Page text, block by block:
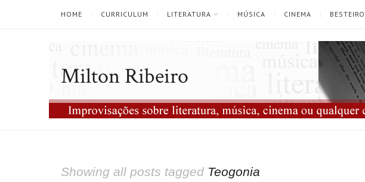
HOME CURRICULUM LITERATURA MÚSICA CINEMA
Milton Ribeiro
Showing all posts tagged Teogonia